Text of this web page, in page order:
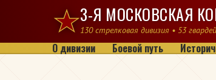
Перейти к содержимому3-Я МОСКОВСКАЯ
130 стрелковая дивизия • 53
О дивизии Боевой путь